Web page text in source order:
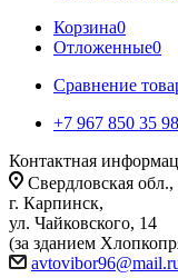
Корзина0
Отложенные0
Сравнение
+7 967 850 35 98
Контактная
Свердловская обл.,
г. Карпинск,
ул. Чайковского, 14
(за зданием